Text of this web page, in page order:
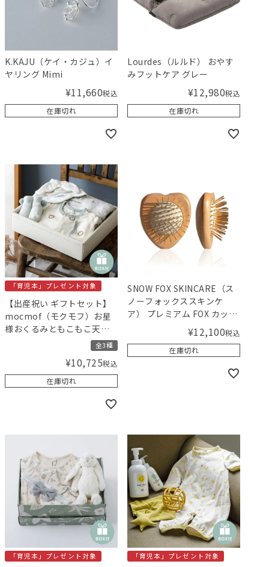
K.KAJU（ケイ・カジュ）イ
ヤリング Mimi
¥11,660税込
在庫切れ
Lourdes（ルルド） おやす
みフットケア グレー
¥12,980税込
在庫切れ
「育児本」プレゼント対象
【出産祝い ギフトセット】
mocmof（モクモフ）お星
様おくるみともこもこ天使
スタイのセット【ギフトボ
ックス入り】／Amingオリ
全3種
¥10,725税込
在庫切れ
SNOW FOX SKINCARE（ス
ノーフォックススキンケ
ア） プレミアム FOX カッサ
ウッド ミニハート ヘアブラ
¥12,100税込
在庫切れ
「育児本」プレゼント対象 「育児本」プレゼント対象